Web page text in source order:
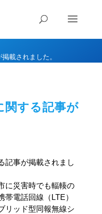
載されました。
関する記事が
記事が掲載されまし
に災害時でも輻輳の
帯電話回線（LTE）
リッド型同報無線シ